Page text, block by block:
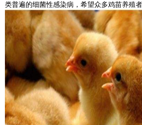
类普遍的细菌性感染病，希望众多鸡苗养殖者